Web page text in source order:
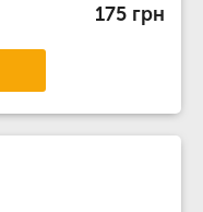
175 грн